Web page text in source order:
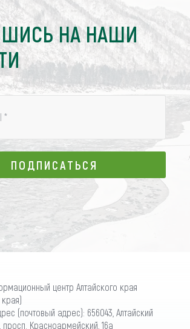
НА НАШИ
*
ПОДПИСАТЬСЯ
ПОДПИСАТЬСЯ
центр Алтайского края
(почтовый адрес): 656043, Алтайский
просп. Красноармейский, 16а